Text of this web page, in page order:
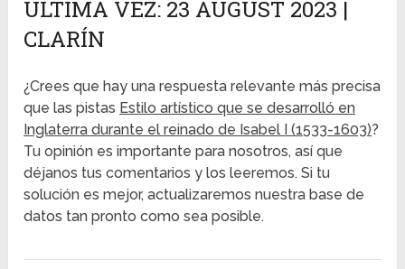
ÚLTIMA VEZ: 23 AUGUST 2023 |
CLARÍN
¿Crees que hay una respuesta relevante más precisa
que las pistas Estilo artístico que se desarrolló en
Inglaterra durante el reinado de Isabel I (1533-1603)?
Tu opinión es importante para nosotros, así que
déjanos tus comentarios y los leeremos. Si tu
solución es mejor, actualizaremos nuestra base de
datos tan pronto como sea posible.